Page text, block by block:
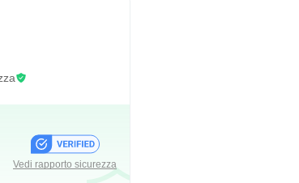
Vedi rapporto sicurezza